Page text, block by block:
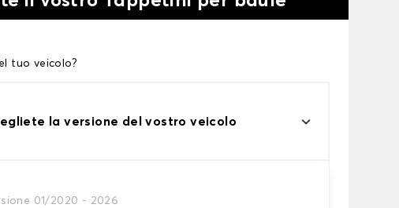
tuo veicolo?
la versione del vostro veicolo
01/2020 - 2026